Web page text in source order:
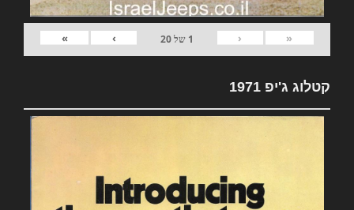
«
‹
1 של20
›
»
קטלוג ג'יפ 1971